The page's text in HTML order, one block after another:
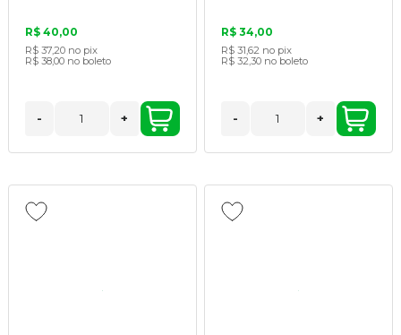
R$ 40,00
R$ 37,20 no pix
R$ 38,00 no boleto
- +
R$ 34,00
R$ 31,62 no pix
R$ 32,30 no boleto
- +